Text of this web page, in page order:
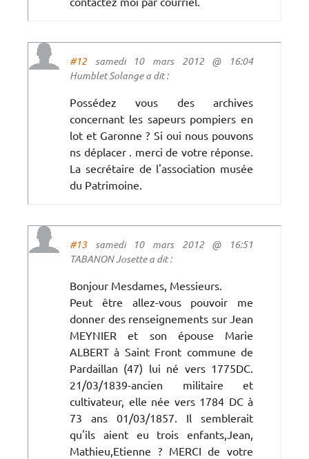
#12samedi 10 mars 2012 @ 16:04
Humblet Solange a dit :
Possédez vous des archives
concernant les sapeurs pompiers en
lot et Garonne ? Si oui nous pouvons
ns déplacer . merci de votre réponse.
La secrétaire de l'association musée
du Patrimoine.
#13 samedi 10 mars 2012 @ 16:51
TABANON Josette a dit :
Bonjour Mesdames, Messieurs.
Peut être allez-vous pouvoir me
donner des renseignements sur Jean
MEYNIER et son épouse Marie
ALBERT à Saint Front commune de
Pardaillan (47) lui né vers 1775DC.
21/03/1839-ancien militaire et
cultivateur, elle née vers 1784 DC à
73 ans 01/03/1857. Il semblerait
qu'ils aient eu trois enfants,Jean,
Mathieu,Etienne ? MERCI de votre